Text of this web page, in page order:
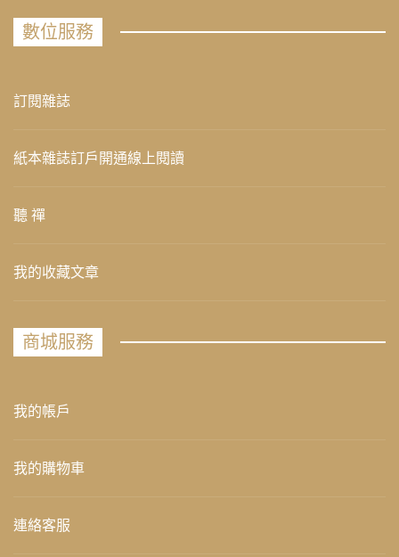
數位服務
訂閱雜誌
紙本雜誌訂戶開通線上閱讀
聽 禪
我的收藏文章
商城服務
我的帳戶
我的購物車
連絡客服